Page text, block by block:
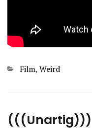
Kategorien
Film, Weird
(((Unartig)))